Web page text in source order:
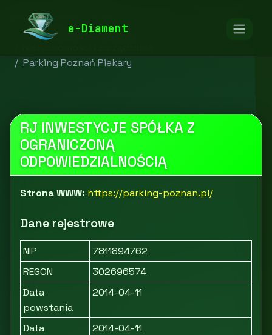
e-Diament
diamentspa.pl
Budownictwo i nieruchomości
Parking Poznań Piekary
RJ INWESTYCJE SPÓŁKA Z
OGRANICZONĄ
ODPOWIEDZIALNOŚCIĄ
Strona WWW: https://parking-poznan.pl/
Dane rejestrowe
NIP
7811894762
REGON
302696574
Data
powstania
2014-04-11
Data
2014-04-11